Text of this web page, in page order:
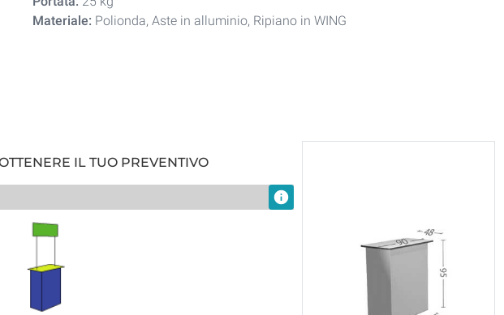
Materiale: Polionda, Aste in alluminio, Ripiano in WING
IL TUO PREVENTIVO
info